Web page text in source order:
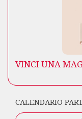
VINCI UNA
CALENDARIO